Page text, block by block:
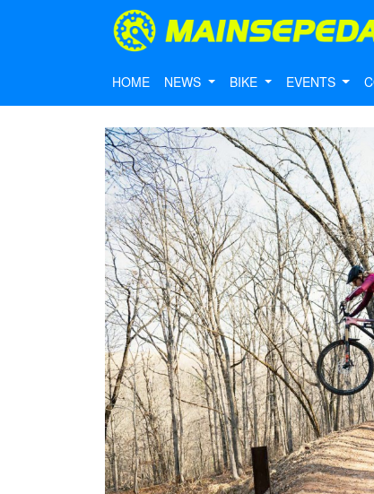
HOME NEWS BIKE EVENTS